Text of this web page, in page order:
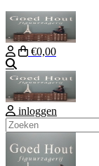
€0,00
inloggen